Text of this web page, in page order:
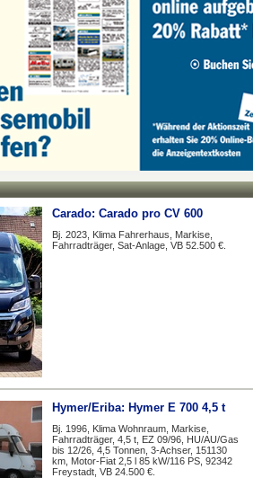
Carado: Carado pro CV 600
Bj. 2023, Klima Fahrerhaus, Markise,
Fahrradträger, Sat-Anlage, VB 52.500 €.
Hymer/Eriba: Hymer E 700 4,5 t
Bj. 1996, Klima Wohnraum, Markise,
Fahrradträger, 4,5 t, EZ 09/96, HU/AU/Gas
bis 12/26, 4,5 Tonnen, 3-Achser, 151130
km, Motor-Fiat 2,5 l 85 kW/116 PS, 92342
Freystadt, VB 24.500 €.